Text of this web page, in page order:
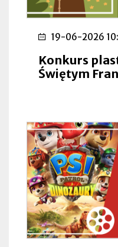
19-06-2026
Konkurs
Świętym